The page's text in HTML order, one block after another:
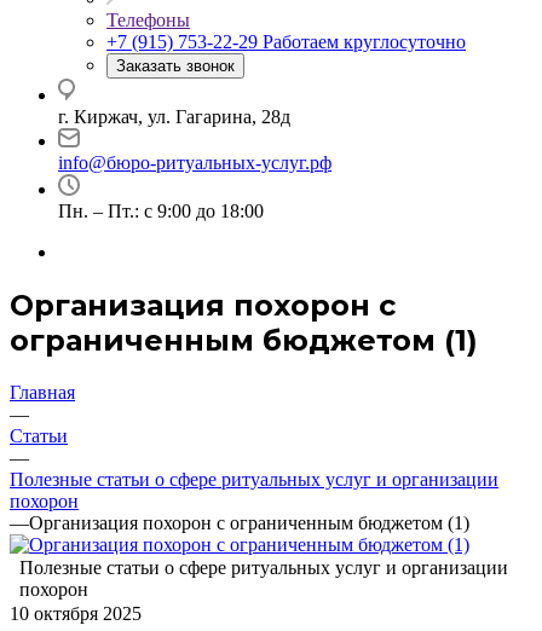
Телефоны
+7 (915) 753-22-29 Работаем круглосуточно
Заказать звонок
г. Киржач, ул. Гагарина, 28д
info@бюро-ритуальных-услуг.рф
Пн. – Пт.: с 9:00 до 18:00
Организация похорон с
ограниченным бюджетом (1)
Главная
—
Статьи
—
Полезные статьи о сфере ритуальных услуг и организации
похорон
—Организация похорон с ограниченным бюджетом (1)
Полезные статьи о сфере ритуальных услуг и организации
похорон
10 октября 2025